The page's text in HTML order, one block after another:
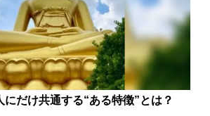
だけ共通する“ある特徴”とは？